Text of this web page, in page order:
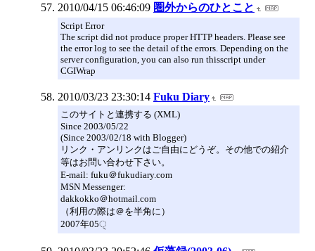
2010/04/15 06:46:09 圏外からのひとこと
Script Error
The script did not produce proper HTTP headers. Please see
the error log to see the detail of the errors. Depending on the
server configuration, you can also run thisscript under
CGIWrap
2010/03/23 23:30:14 Fuku Diary
このサイトと連携する (XML)
Since 2003/05/22
(Since 2003/02/18 with Blogger)
リンク・アンリンクはご自由にどうぞ。その他での紹介
等はお問い合わせ下さい。
E-mail: fuku＠fukudiary.com
MSN Messenger:
dakkokko＠hotmail.com
（利用の際は＠を半角に）
2007年05੍